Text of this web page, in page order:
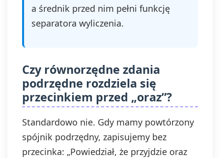
a średnik przed nim pełni funkcję
separatora wyliczenia.
Czy równorzędne zdania
podrzędne rozdziela się
przecinkiem przed „oraz”?
Standardowo nie. Gdy mamy powtórzony
spójnik podrzędny, zapisujemy bez
przecinka: „Powiedział, że przyjdzie oraz